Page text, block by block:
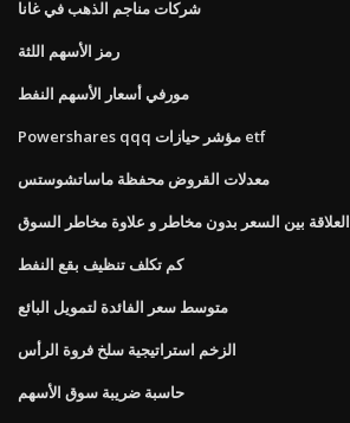
شركات مناجم الذهب في غانا
رمز الأسهم اللثة
مورفي أسعار الأسهم النفط
Powershares qqq مؤشر حيازات etf
معدلات القروض محفظة ماساتشوستس
العلاقة بين السعر بدون مخاطر و علاوة مخاطر السوق
كم تكلف تنظيف بقع النفط
متوسط ​​سعر الفائدة لتمويل البائع
الزخم استراتيجية سلخ فروة الرأس
حاسبة ضريبة سوق الأسهم